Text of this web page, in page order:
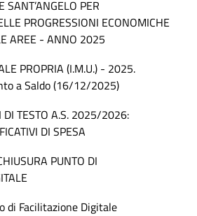
PER
PROGRESSIONI ECONOMICHE
AREE - ANNO 2025
PROPRIA (I.M.U.) - 2025.
a Saldo (16/12/2025)
DI TESTO A.S. 2025/2026:
DI SPESA
PUNTO DI
di Facilitazione Digitale